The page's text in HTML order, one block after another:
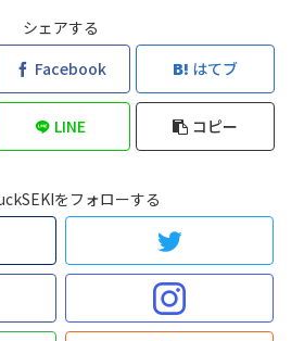
シェアする
Facebook はてブ
LINE コピー
をフォローする